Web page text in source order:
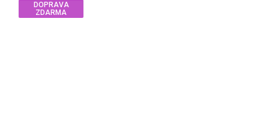
DOPRAVA
ZDARMA